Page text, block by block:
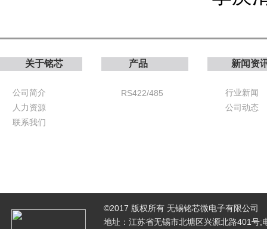
关于铭芯
公司简介
人力资源
联系我们
产品
RS422/485
新闻资
行业新闻
公司动态
©2017 版权所有 无锡铭芯微电子有限公司
地址：江苏省无锡市北塘区兴源北路401号